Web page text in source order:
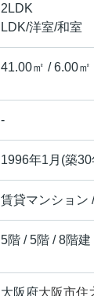
2LDK
LDK/洋室/和室
41.00㎡ / 6.00㎡
-
1996年1月(築30
賃貸マンション
5階 / 5階 / 8階建
大阪府大阪市住